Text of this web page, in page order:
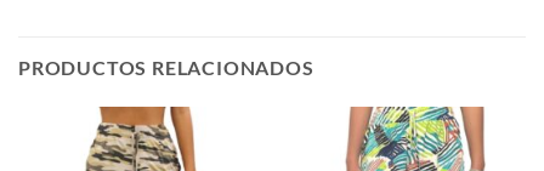
PRODUCTOS RELACIONADOS